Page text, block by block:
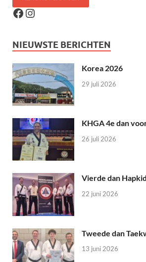
NIEUWSTE BERICHTEN
Korea 2026
29 juli 2026
KHGA 4e dan
26 juli 2026
Vierde dan
22 juni 2026
Tweede dan
13 juni 2026